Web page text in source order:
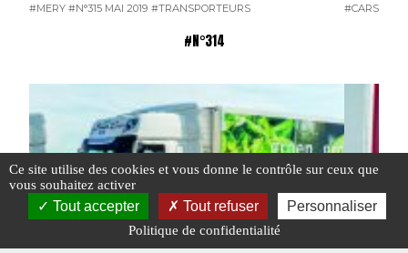
#MERY #N°315 MAI 2019 #TRANSPORTEURS #CARS
#N°314
Ce site utilise des cookies et vous donne le contrôle sur ceux que
vous souhaitez activer
Tout accepter Tout refuser Personnaliser
Politique de confidentialité